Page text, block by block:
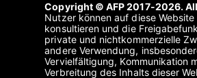
Copyright © AFP 2017-2026.
Nutzer können auf diese
konsultieren und die
private und nichtkommerzielle
andere Verwendung,
Vervielfältigung, Kommunikation
Verbreitung des Inhalts dieser